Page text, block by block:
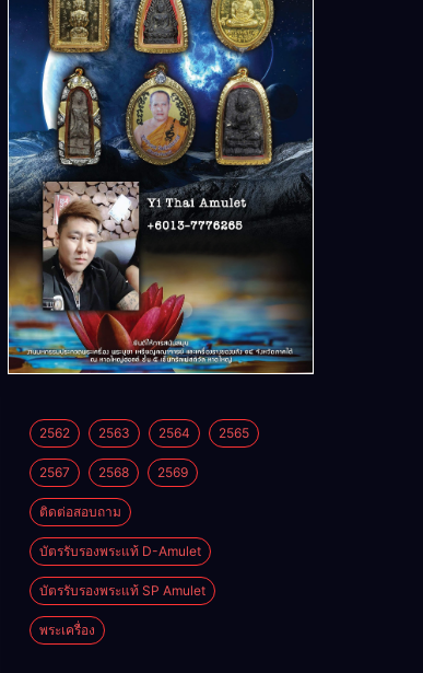
2562 2563 2564 2565
2567 2568 2569
ติดต่อสอบถาม
บัตรรับรองพระแท้ D-Amulet
บัตรรับรองพระแท้ SP Amulet
พระเครื่อง